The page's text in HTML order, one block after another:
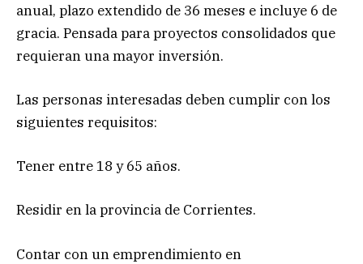
anual, plazo extendido de 36 meses e incluye 6 de
gracia. Pensada para proyectos consolidados que
requieran una mayor inversión.
Las personas interesadas deben cumplir con los
siguientes requisitos:
Tener entre 18 y 65 años.
Residir en la provincia de Corrientes.
Contar con un emprendimiento en